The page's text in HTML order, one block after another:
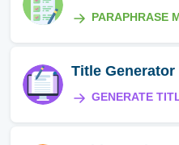
PARAPHRASE
Title Generator
GENERATE